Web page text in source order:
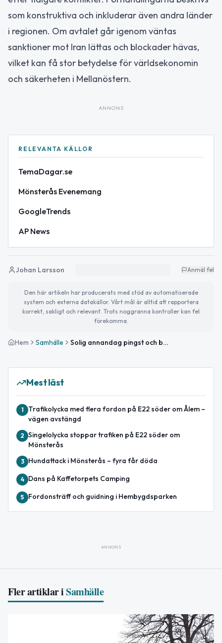
som konstruktiva och inkluderar även andra länder
i regionen. Om avtalet går igenom väntas
sanktioner mot Iran lättas och blockader hävas,
vilket kan få stor betydelse för världsekonomin
och säkerheten i Mellanöstern.
ANNONS
RELEVANTA KÄLLOR
TemaDagar.se
Mönsterås Evenemang
GoogleTrends
AP News
Johan Larsson Anmäl fel
Den här artikeln har producerats med stöd av automatiserade
system och externa datakällor. Vårt mål är alltid att rapportera
korrekt, sakligt och relevant. Trots noggranna kontroller kan fel
förekomma.
Hem Samhälle Solig annandag pingst och boktips på biblioteket
Mest läst
1
Trafikolycka med flera fordon på E22 söder om Ålem –
vägen avstängd
2 Singelolycka stoppar trafiken på E22 söder om
Mönsterås
3 Hundattack i Mönsterås – fyra får döda
4 Dans på Kaffetorpets Camping
5 Fordonsträff och guidning i Hembygdsparken
ANNONS
Fler artiklar iSamhälle